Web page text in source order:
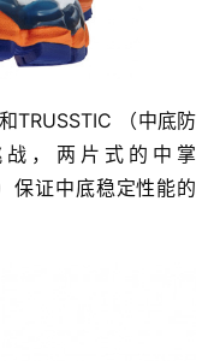
TRUSSTIC （中底防
，两片式的中掌
保证中底稳定性能的